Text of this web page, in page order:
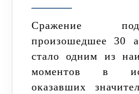
победа,
ход
Сражение под Молодями,
произошедшее 30
стало одним из
моментов в
оказавших